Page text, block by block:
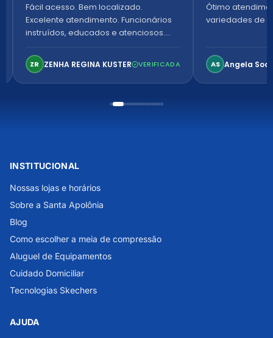
Fácil acesso. Bem localizado.
Excelente atendimento. Funcionários
instruídos, educados e atenciosos.
confortável. Perfeito!
ZR ZENHA REGINA KUSTER VERIFICADA
Ótimo
variedades de
AS Angela
INSTITUCIONAL
Nossas lojas e horários
Sobre a Santa Apolônia
Blog
Como escolher a meia de compressão
Aluguel de Equipamentos
Cuidado Domiciliar
Tecnologias Skechers
AJUDA